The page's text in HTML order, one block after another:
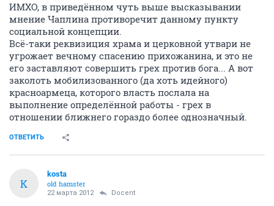
ИМХО, в приведённом чуть выше высказывании
мнение Чаплина противоречит данному пункту
социальной концепции.
Всё-таки реквизиция храма и церковной утвари не
угрожает вечному спасению прихожанина, и это не
его заставляют совершить грех против бога... А вот
заколоть мобилизованного (да хоть идейного)
красноармеца, которого власть послала на
выполнение определённой работы - грех в
отношении ближнего гораздо более однозначный.
ОТВЕТИТЬ
K
kosta
old hamster
22 марта 2012 Docent